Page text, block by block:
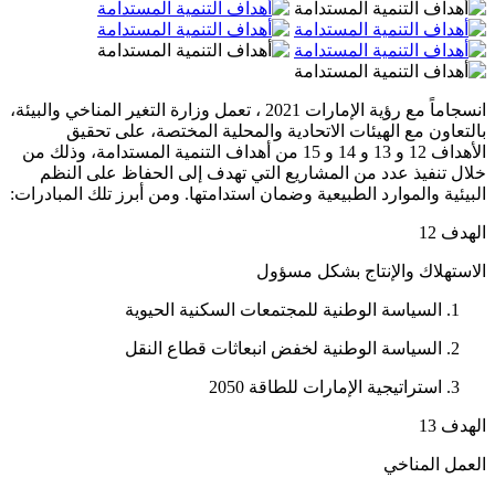
انسجاماً مع رؤية الإمارات 2021 ، تعمل وزارة التغير المناخي والبيئة،
بالتعاون مع الهيئات الاتحادية والمحلية المختصة، على تحقيق
الأهداف 12 و 13 و 14 و 15 من أهداف التنمية المستدامة، وذلك من
خلال تنفيذ عدد من المشاريع التي تهدف إلى الحفاظ على النظم
البيئية والموارد الطبيعية وضمان استدامتها. ومن أبرز تلك المبادرات:
الهدف 12
الاستهلاك والإنتاج بشكل مسؤول
السياسة الوطنية للمجتمعات السكنية الحيوية
السياسة الوطنية لخفض انبعاثات قطاع النقل
استراتيجية الإمارات للطاقة 2050
الهدف 13
العمل المناخي